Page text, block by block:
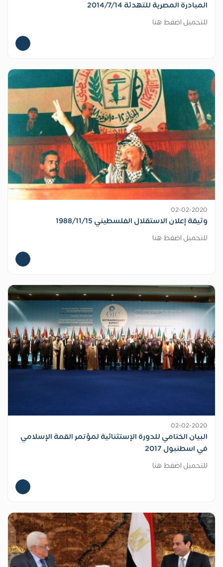
المبادرة المصرية للتهدئة 2014/7/14
للتحميل اضغط هنا
02-02-2020
وثيقة إعلان الاستقلال الفلسطيني 1988/11/15
للتحميل اضغط هنا
02-02-2020
البيان الختامي للدورة الإستثنائية لمؤتمر القمة الإسلامي
في اسطنبول 2017
للتحميل اضغط هنا